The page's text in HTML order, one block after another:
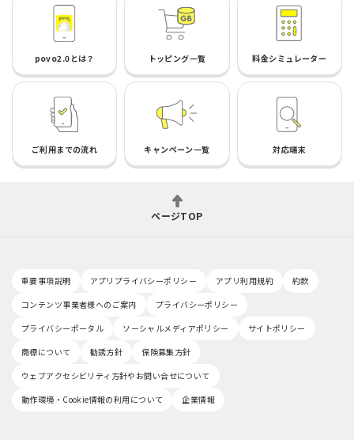
povo2.0とは？ トッピング一覧 料金シミュレーター
ご利用までの流れ キャンペーン一覧 対応端末
ページTOP
重要事項説明 アプリプライバシーポリシー アプリ利用規約
約款
コンテンツ事業者様へのご案内
プライバシーポリシー
プライバシーポータル
ソーシャルメディアポリシー
サイトポリシー
商標について
勧誘方針
保険募集方針
ウェブアクセシビリティ方針やお問い合せについて
動作環境・Cookie情報の利用について
企業情報